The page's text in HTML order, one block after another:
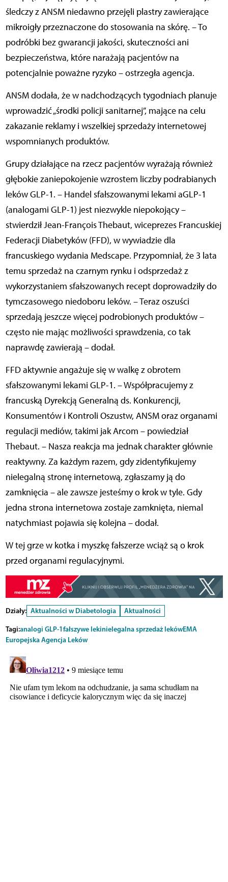
śledczy z ANSM niedawno przejęli plastry zawierające
mikroigły przeznaczone do stosowania na skórę. – To
podróbki bez gwarancji jakości, skuteczności ani
bezpieczeństwa, które narażają pacjentów na
potencjalnie poważne ryzyko – ostrzegła agencja.
ANSM dodała, że w nadchodzących tygodniach planuje
wprowadzić„środki policji sanitarnej”, mające na celu
zakazanie reklamy i wszelkiej sprzedaży internetowej
wspomnianych produktów.
Grupy działające na rzecz pacjentów wyrażają również
głębokie zaniepokojenie wzrostem liczby podrabianych
leków GLP-1. – Handel sfałszowanymi lekami aGLP-1
(analogami GLP-1) jest niezwykle niepokojący –
stwierdził Jean-François Thebaut, wiceprezes Francuskiej
Federacji Diabetyków (FFD), w wywiadzie dla
francuskiego wydania Medscape. Przypomniał, że 3 lata
temu sprzedaż na czarnym rynku i odsprzedaż z
wykorzystaniem sfałszowanych recept doprowadziły do
tymczasowego niedoboru leków. –Teraz oszuści
sprzedają jeszcze więcej podrobionych produktów –
często nie mając możliwości sprawdzenia, co tak
naprawdę zawierają – dodał.
FFD aktywnie angażuje się w walkę z obrotem
sfałszowanymi lekami GLP-1. – Współpracujemy z
francuską Dyrekcją Generalną ds. Konkurencji,
Konsumentów i Kontroli Oszustw, ANSM oraz organami
regulacji mediów, takimi jak Arcom – powiedział
Thebaut. – Nasza reakcja ma jednak charakter głównie
reaktywny. Za każdym razem, gdy zidentyfikujemy
nielegalną stronę internetową, zgłaszamy ją do
zamknięcia – ale zawsze jesteśmy o krok w tyle. Gdy
jedna strona internetowa zostaje zamknięta, niemal
natychmiast pojawia się kolejna – dodał.
W tej grze w kotka i myszkę fałszerze wciąż są o krok
przed organami regulacyjnymi.
Działy: Aktualności w Diabetologia
Aktualności
Tagi:analogi GLP-1fałszywe lekinielegalna sprzedaż lekówEMA
Europejska Agencja Leków